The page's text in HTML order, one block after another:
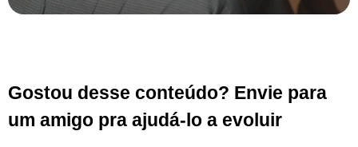
Gostou desse conteúdo? Envie para
um amigo pra ajudá-lo a evoluir